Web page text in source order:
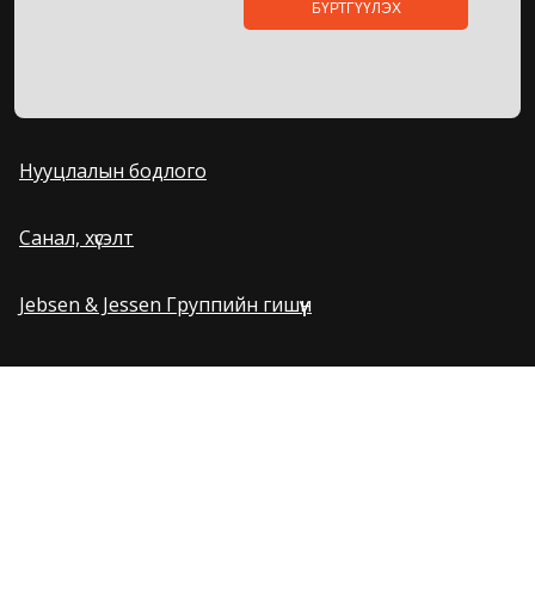
Нууцлалын бодлого
Санал, хүсэлт
Jebsen & Jessen Группийн гишүүн